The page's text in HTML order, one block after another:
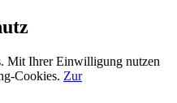
Mit Ihrer Einwilligung nutzen
Cookies. Zur